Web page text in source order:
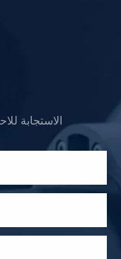
الاستجابة